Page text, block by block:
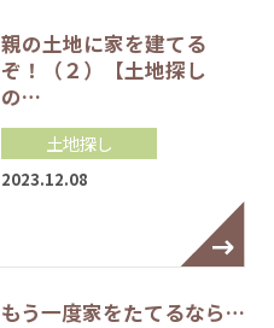
親の土地に家を建てる
ぞ！（２）【土地探し
の…
土地探し
2023.12.08
もう一度家をたてるなら…